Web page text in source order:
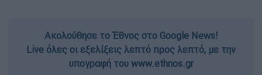
Ακολούθησε το Έθνος στο Google News!
Live όλες οι εξελίξεις λεπτό προς λεπτό, με την
υπογραφή του www.ethnos.gr